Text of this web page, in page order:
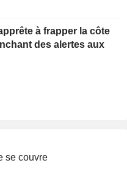
à frapper la côte
des alertes aux
se couvre